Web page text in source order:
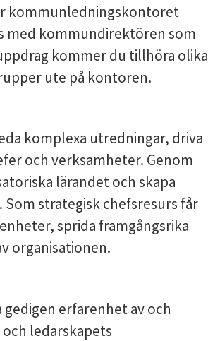
kommunledningskontoret
med kommundirektören som
kommer du tillhöra olika
ute på kontoren.
komplexa utredningar, driva
och verksamheter. Genom
lärandet och skapa
strategisk chefsresurs får
sprida framgångsrika
organisationen.
erfarenhet av och
ledarskapets